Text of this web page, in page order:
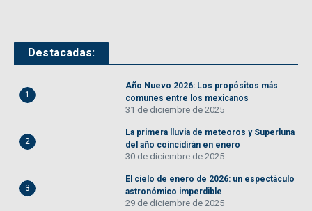
Destacadas:
1
Año Nuevo 2026: Los propósitos más
comunes entre los mexicanos
31 de diciembre de 2025
2
La primera lluvia de meteoros y Superluna
del año coincidirán en enero
30 de diciembre de 2025
3
El cielo de enero de 2026: un espectáculo
astronómico imperdible
29 de diciembre de 2025